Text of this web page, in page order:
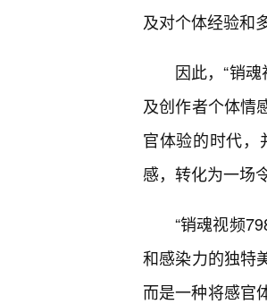
及对个体经验和
因此，“销
及创作者个体情
官体验的时代
感，转化为一场
“销魂视频
和感染力的独特
而是一种将感官